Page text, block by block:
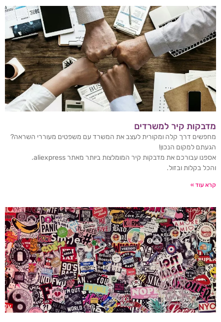
מדבקות קיר למשרדים
מחפשים דרך קלה ומקורית לעצב את המשרד עם משפטים מעוררי השראה?
הגעתם למקום הנכון!
אספנו עבורכם את מדבקות קיר המומלצות ביותר מאתר aliexpress.
והכל בקלות ובזול.
קרא עוד »